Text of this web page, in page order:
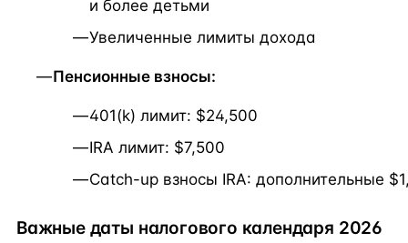
и более детьми
Увеличенные лимиты дохода
Пенсионные взносы:
401(k) лимит: $24,500
IRA лимит: $7,500
Catch-up взносы IRA: дополнительные
Важные даты налогового календаря 2026